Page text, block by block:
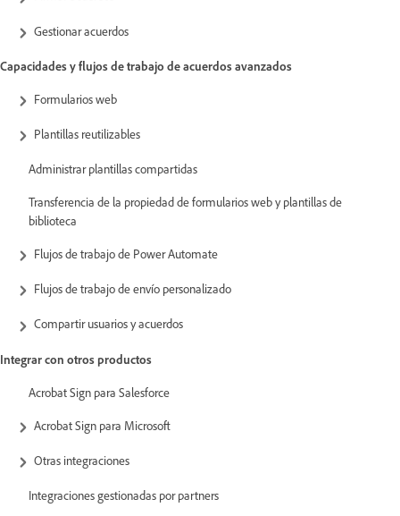
Gestionar acuerdos
Capacidades y flujos de trabajo de acuerdos avanzados
Formularios web
Plantillas reutilizables
Administrar plantillas compartidas
Transferencia de la propiedad de formularios web y plantillas de
biblioteca
Flujos de trabajo de Power Automate
Flujos de trabajo de envío personalizado
Compartir usuarios y acuerdos
Integrar con otros productos
Acrobat Sign para Salesforce
Acrobat Sign para Microsoft
Otras integraciones
Integraciones gestionadas por partners